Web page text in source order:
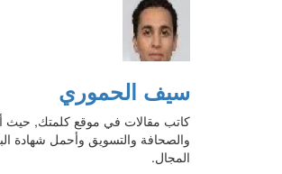
سيف الحموري
كاتب مقالات في موقع كلمتك, حيث
والصحافة والتسويق وأحمل شهادة
المجال.